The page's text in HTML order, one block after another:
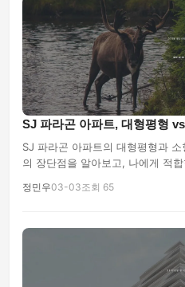
SJ 파라곤 아파트, 대형평형
SJ 파라곤 아파트의 대형평형과
의 장단점을 알아보고, 나에게 적
정민우03-03조회 65